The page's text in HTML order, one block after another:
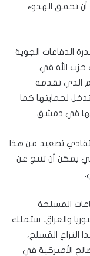
تحقق الهدوء
الدفاعات الجوية
حزب الله في
الذي تقدمه
لحمايتها كما
في دمشق.
تفادي تصعيد من هذا
يمكن أن تنتج عن
المسلحة
والعراق، ستملك
النزاع المُسلح،
الأميركية في